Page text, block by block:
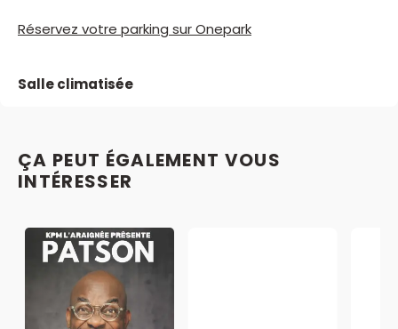
Réservez votre parking sur Onepark
Salle climatisée
ÇA PEUT ÉGALEMENT VOUS
INTÉRESSER